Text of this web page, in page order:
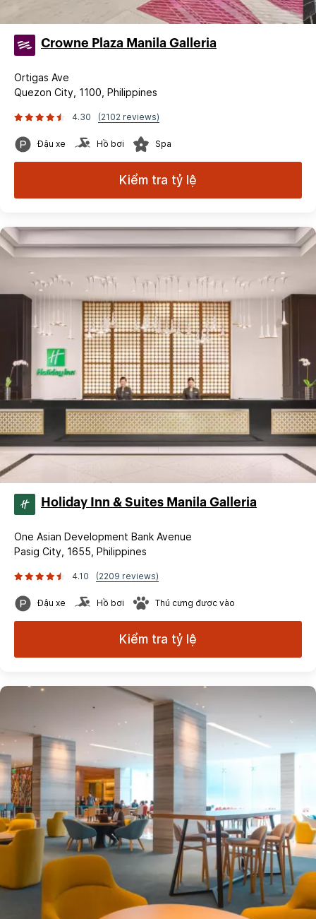
Crowne Plaza Manila Galleria
Ortigas Ave
Quezon City, 1100, Philippines
4.30 (2102 reviews)
Đậu xe Hồ bơi Spa
Kiểm tra tỷ lệ
Holiday Inn & Suites Manila Galleria
One Asian Development Bank Avenue
Pasig City, 1655, Philippines
4.10 (2209 reviews)
Đậu xe Hồ bơi Thú cưng được vào
Kiểm tra tỷ lệ